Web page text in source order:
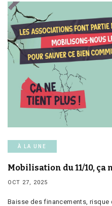
À LA UNE
Mobilisation du 11/10, ça
OCT 27, 2025
Baisse des financements,